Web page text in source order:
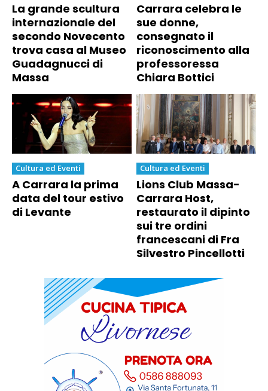
La grande scultura
internazionale del
secondo Novecento
trova casa al Museo
Guadagnucci di
Massa
Carrara celebra le
sue donne,
consegnato il
riconoscimento alla
professoressa
Chiara Bottici
Cultura ed Eventi
A Carrara la prima
data del tour estivo
di Levante
Cultura ed Eventi
Lions Club Massa-
Carrara Host,
restaurato il dipinto
sui tre ordini
francescani di Fra
Silvestro Pincellotti